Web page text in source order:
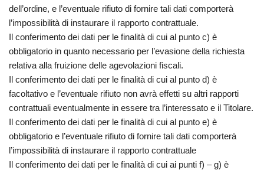
dell’ordine, e l’eventuale rifiuto di fornire tali dati comporterà
l’impossibilità di instaurare il rapporto contrattuale.
Il conferimento dei dati per le finalità di cui al punto c) è
obbligatorio in quanto necessario per l’evasione della richiesta
relativa alla fruizione delle agevolazioni fiscali.
Il conferimento dei dati per le finalità di cui al punto d) è
facoltativo e l’eventuale rifiuto non avrà effetti su altri rapporti
contrattuali eventualmente in essere tra l’interessato e il Titolare.
Il conferimento dei dati per le finalità di cui al punto e) è
obbligatorio e l’eventuale rifiuto di fornire tali dati comporterà
l’impossibilità di instaurare il rapporto contrattuale
Il conferimento dei dati per le finalità di cui ai punti f) – g) è